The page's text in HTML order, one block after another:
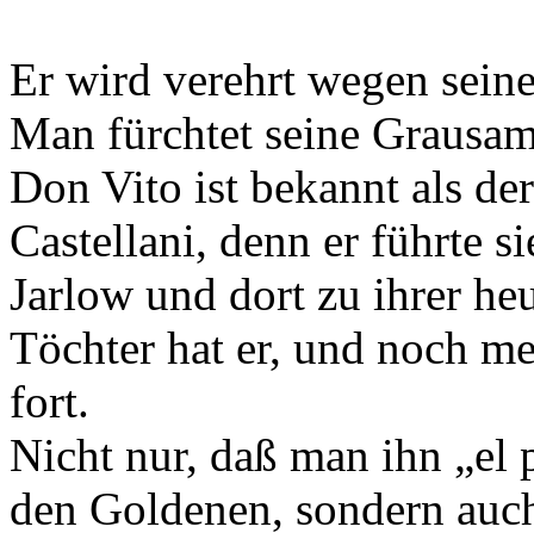
Er wird verehrt wegen
Man fürchtet seine
Don Vito ist bekannt als
Castellani, denn er führte
Jarlow und dort zu ihrer
Töchter hat er, und noch
fort.
Nicht nur, daß man ihn „el
den Goldenen, sondern